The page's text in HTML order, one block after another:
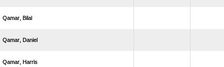
 
 
 